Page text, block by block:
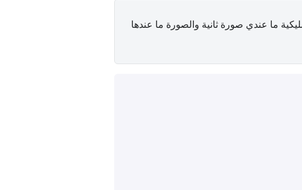
ما عندي صورة ثانية والصورة ما عندها